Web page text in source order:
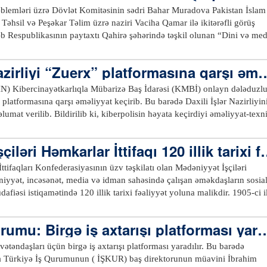
üzrə Dövlət Komitəsinin sədri Bahar Muradova Pakistan İslam
Təhsil və Peşəkar Təlim üzrə naziri Vaciha Qamar ilə ikitərəfli görüş
paytaxtı Qahirə şəhərində təşkil olunan “Dini və
çərçivəsində baş tutub. Ailə, Qadın və Uşaq Problemləri
bildirilib ki, görüş zamanı Bahar Muradova Azərbaycan ilə Pakistan
dostluq və qardaşlıq münasibətlərinin müxtəlif sahələrdə, o
bərabərliyi istiqamətlərində uğurla inkişaf etdiyini vurğulayıb. O,
da genişləndirilməsinin və institusional səviyyədə
aparıblar.xeber100.com
“Zuerx” platformasına qarşı
Kibercinayətkarlıqla Mübarizə Baş İdarəsi (KMBİ) onlayn
platformasına qarşı əməliyyat keçirib. Bu barədə Daxili İşlər
verilib. Bildirilib ki, kiberpolisin həyata keçirdiyi əməliyyat-
Xosiyev müəyyənləşdirilərək saxlanılıblar. Araşdırmalarla məlum
ani mesajlaşma şəbəkələrində yaratdıqları qruplara üzv olan 400-
kriptovalyuta formasında yatırımlar etməklə böyük
dair yalan vədlər veriblər. Saxlanılan şəxslər insanlarda inam
yeni üzvlər cəlb etmək məqsədilə zərərçəkənlərin hesablarına bir neçə
göndəriblər. Sonda isə zərərçəkənlərin külli miqdarda pulunu ələ
piramidasının fəaliyyətini dayandırıblar. Faktlarla bağlı Baş İdarədə
Sonda bir daha vətəndaşlara onlayn platformalarda qarşılaşa
əsaslara söykənməyən piramida dələduzluq sxemlərinə, həmçinin
Həmkarlar İttifaqı 120 illik tarixi
Konfederasiyasının üzv təşkilatı olan Mədəniyyət İşçiləri
incəsənət, media və idman sahəsində çalışan əməkdaşların
istiqamətində 120 illik tarixi fəaliyyət yoluna malikdir. 1905-ci
olunmasında mühüm rol oynayıb. Bu əlamətdar yubiley münasibətilə
120 il” adlı tədbir keçirilib. Tədbirdə təşkilatın əldə edilən
istiqamətlərinə nəzər salınıb. Tədbirdə əvvəlcə Azərbaycan
Himni səsləndirilib, ölkəmizin ərazi bütövlüyü və suverenliyi uğrunda
Birgə iş axtarışı platforması
üçün birgə iş axtarışı platforması yaradılır. Bu barədə
Türkiyə İş Qurumunun ( İŞKUR) baş direktorunun müavini İbrahim